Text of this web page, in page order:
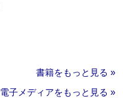
書籍をもっと見る »
電子メディアをもっと見る »